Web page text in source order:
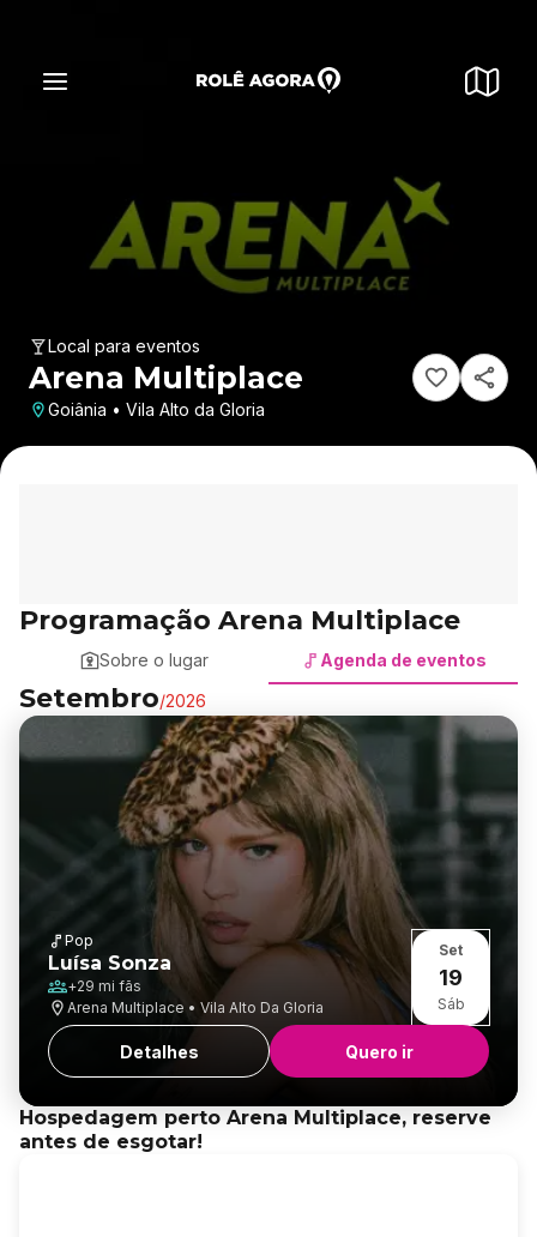
Local para eventos
Arena Multiplace
Goiânia • Vila Alto da Gloria
Programação Arena Multiplace
Sobre o lugar Agenda de eventos
Setembro/2026
Pop
Luísa Sonza
+29 mi fãs
Arena Multiplace • Vila Alto Da Gloria
Set
19
Sáb
Detalhes Quero ir
Hospedagem perto Arena Multiplace, reserve
antes de esgotar!